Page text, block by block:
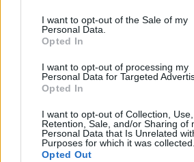
I want to opt-out of the Sale of my
Personal Data.
Opted In
I want to opt-out of processing my
Personal Data for Targeted
Opted In
I want to opt-out of Collection, Use,
Retention, Sale, and/or Sharing of
Personal Data that Is Unrelated
Purposes for which it was collected.
Opted Out
Classic
Andamento FantaValore di
87